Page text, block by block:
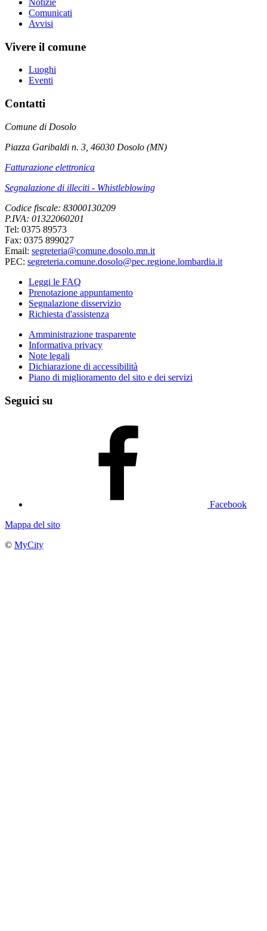
Notizie
Comunicati
Avvisi
Vivere il comune
Luoghi
Eventi
Contatti
Comune di Dosolo
Piazza Garibaldi n. 3, 46030 Dosolo (MN)
Fatturazione elettronica
Segnalazione di illeciti - Whistleblowing
Codice fiscale: 83000130209
P.IVA: 01322060201
Tel: 0375 89573
Fax: 0375 899027
Email: segreteria@comune.dosolo.mn.it
PEC: segreteria.comune.dosolo@pec.regione.lombardia.it
Leggi le FAQ
Prenotazione appuntamento
Segnalazione disservizio
Richiesta d'assistenza
Amministrazione trasparente
Informativa privacy
Note legali
Dichiarazione di accessibilità
Piano di miglioramento del sito e dei servizi
Seguici su
Facebook
Mappa del sito
© MyCity